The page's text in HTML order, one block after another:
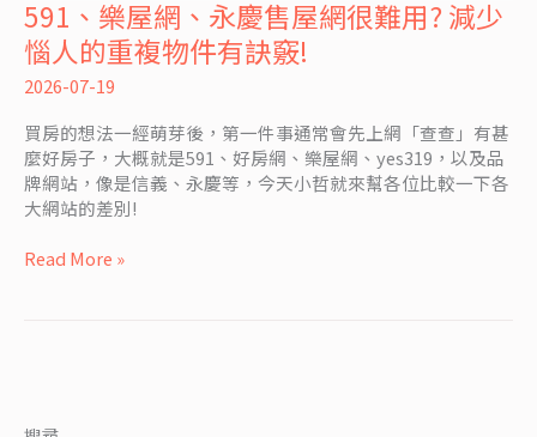
591、樂屋網、永慶售屋網很難用? 減少
惱人的重複物件有訣竅!
2026-07-19
買房的想法一經萌芽後，第一件事通常會先上網「查查」有甚
麼好房子，大概就是591、好房網、樂屋網、yes319，以及品
牌網站，像是信義、永慶等，今天小哲就來幫各位比較一下各
大網站的差別!
591、
樂
屋
網、
慶
售
屋
網
難
Read More »